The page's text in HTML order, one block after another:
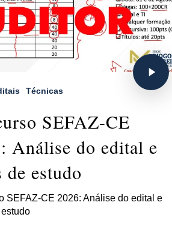
Técnicas
SEFAZ-CE
Análise do edital e
de estudo
SEFAZ-CE 2026: Análise do edital e